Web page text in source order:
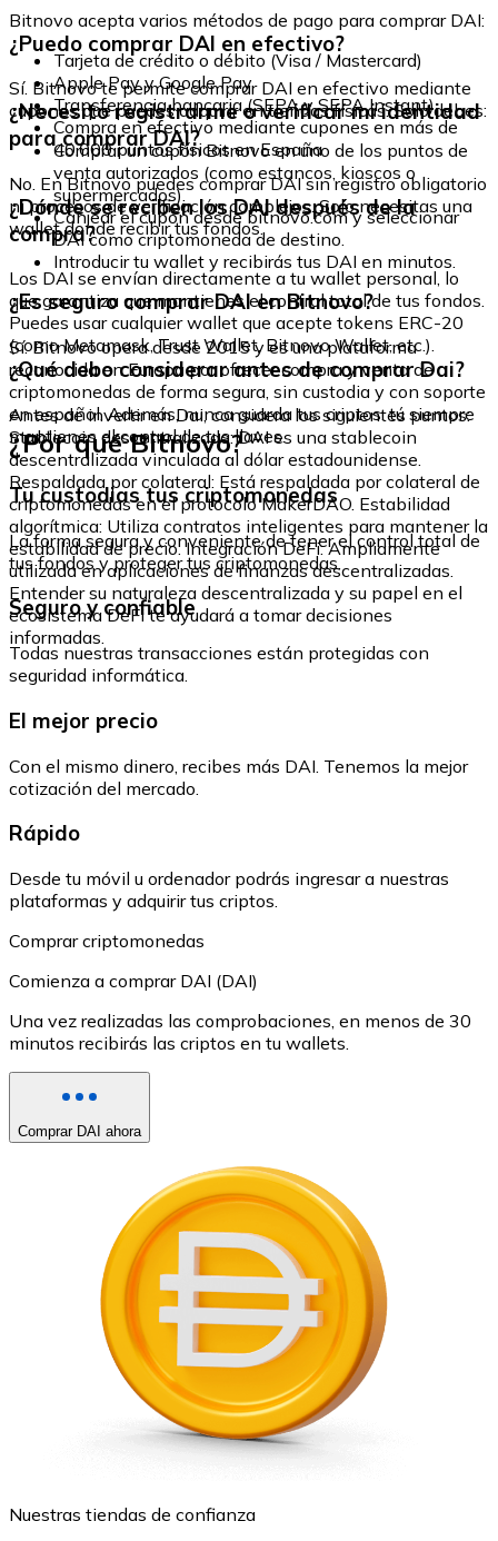
Bitnovo acepta varios métodos de pago para comprar DAI:
Tarjeta de crédito o débito (Visa / Mastercard)
Apple Pay y Google Pay
Transferencia bancaria (SEPA y SEPA Instant)
Compra en efectivo mediante cupones en más de
40.000 puntos físicos en España
¿Puedo comprar DAI en efectivo?
Sí. Bitnovo te permite comprar DAI en efectivo mediante
cupones que puedes adquirir en tiendas físicas. Solo debes:
Comprar un cupón Bitnovo en uno de los puntos de
venta autorizados (como estancos, kioscos o
supermercados).
Canjear el cupón desde bitnovo.com y seleccionar
DAI como criptomoneda de destino.
Introducir tu wallet y recibirás tus DAI en minutos.
¿Necesito registrarme o verificar mi identidad
para comprar DAI?
No. En Bitnovo puedes comprar DAI sin registro obligatorio
ni procesos de verificación complejos. Solo necesitas una
wallet donde recibir tus fondos.
¿Dónde se reciben los DAI después de la
compra?
Los DAI se envían directamente a tu wallet personal, lo
que garantiza que mantienes el control total de tus fondos.
Puedes usar cualquier wallet que acepte tokens ERC-20
(como Metamask, Trust Wallet, Bitnovo Wallet, etc.).
¿Es seguro comprar DAI en Bitnovo?
Sí. Bitnovo opera desde 2015 y es una plataforma
reconocida en Europa por ofrecer compra y venta de
criptomonedas de forma segura, sin custodia y con soporte
en español. Además, nunca guarda tus criptos: tú siempre
mantienes el control de tus llaves.
¿Qué debo considerar antes de comprar Dai?
Antes de invertir en Dai, considera los siguientes puntos:
Stablecoin descentralizada: DAI es una stablecoin
descentralizada vinculada al dólar estadounidense.
Respaldada por colateral: Está respaldada por colateral de
criptomonedas en el protocolo MakerDAO. Estabilidad
algorítmica: Utiliza contratos inteligentes para mantener la
estabilidad de precio. Integración DeFi: Ampliamente
utilizada en aplicaciones de finanzas descentralizadas.
Entender su naturaleza descentralizada y su papel en el
ecosistema DeFi te ayudará a tomar decisiones
informadas.
¿Por qué Bitnovo?
Tu custodias tus criptomonedas
La forma segura y conveniente de tener el control total de
tus fondos y proteger tus criptomonedas.
Seguro y confiable
Todas nuestras transacciones están protegidas con
seguridad informática.
El mejor precio
Con el mismo dinero, recibes más DAI. Tenemos la mejor
cotización del mercado.
Rápido
Desde tu móvil u ordenador podrás ingresar a nuestras
plataformas y adquirir tus criptos.
Comprar criptomonedas
Comienza a comprar DAI (DAI)
Una vez realizadas las comprobaciones, en menos de 30
minutos recibirás las criptos en tu wallets.
Comprar DAI ahora
Nuestras tiendas de confianza